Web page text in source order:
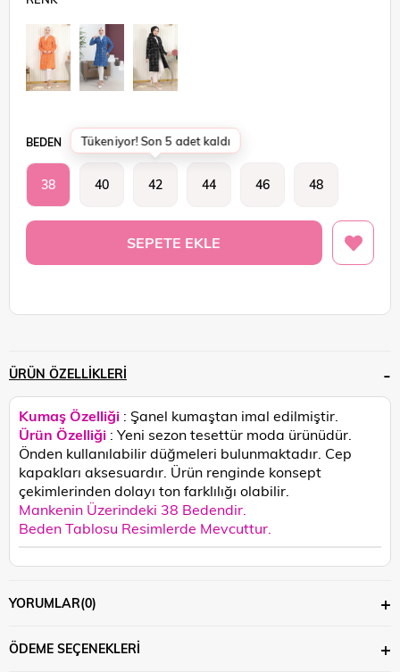
BEDEN
38 40 42 44 46 48
ÜRÜN ÖZELLIKLERI
Kumaş Özelliği : Şanel kumaştan imal edilmiştir.
Ürün Özelliği : Yeni sezon tesettür moda ürünüdür.
Önden kullanılabilir düğmeleri bulunmaktadır. Cep
kapakları aksesuardır. Ürün renginde konsept
çekimlerinden dolayı ton farklılığı olabilir.
Mankenin Üzerindeki 38 Bedendir.
Beden Tablosu Resimlerde Mevcuttur.
YORUMLAR(0)
ÖDEME SEÇENEKLERI
Tükeniyor! Son 5 adet kaldı